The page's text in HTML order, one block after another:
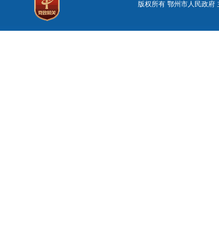
版权所有 鄂州市人民政府